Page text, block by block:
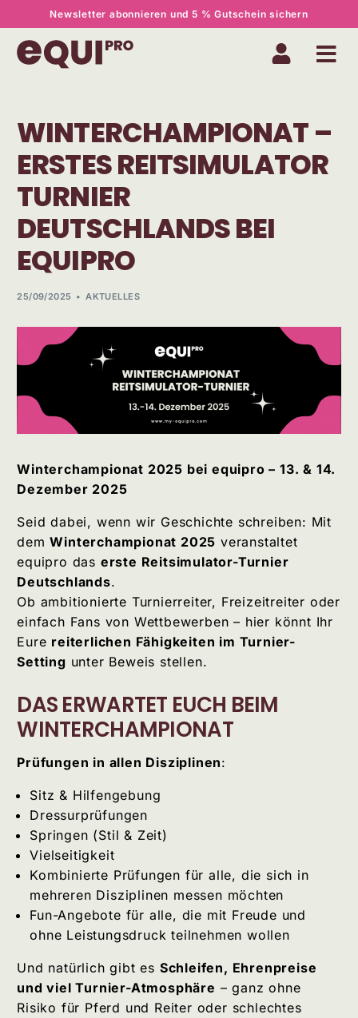
Newsletter abonnieren und 5 % Gutschein sichern
WINTERCHAMPIONAT –
ERSTES REITSIMULATOR
TURNIER
DEUTSCHLANDS BEI
EQUIPRO
25/09/2025 AKTUELLES
Winterchampionat 2025 bei equipro – 13. & 14.
Dezember 2025
Seid dabei, wenn wir Geschichte schreiben: Mit
demWinterchampionat 2025 veranstaltet
equipro das erste Reitsimulator-Turnier
Deutschlands.
Ob ambitionierte Turnierreiter, Freizeitreiter oder
einfach Fans von Wettbewerben – hier könnt Ihr
Eure reiterlichen Fähigkeiten im Turnier-
Setting unter Beweis stellen.
DAS ERWARTET EUCH BEIM
WINTERCHAMPIONAT
Prüfungen in allen Disziplinen:
Sitz & Hilfengebung
Dressurprüfungen
Springen (Stil & Zeit)
Vielseitigkeit
Kombinierte Prüfungen für alle, die sich in
mehreren Disziplinen messen möchten
Fun-Angebote für alle, die mit Freude und
ohne Leistungsdruck teilnehmen wollen
Und natürlich gibt es Schleifen, Ehrenpreise
und viel Turnier-Atmosphäre – ganz ohne
Risiko für Pferd und Reiter oder schlechtes